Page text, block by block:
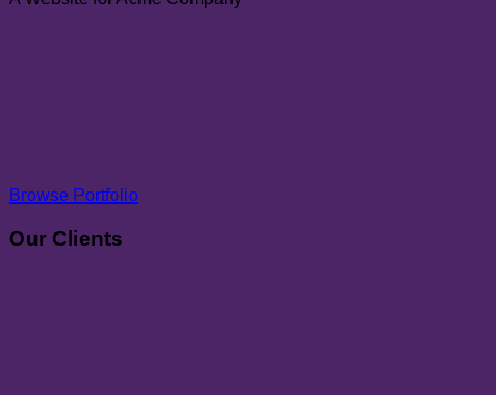
Browse Portfolio
Our Clients